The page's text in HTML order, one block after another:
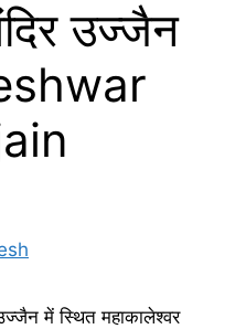
उज्जैन
में स्थित महाकालेश्वर